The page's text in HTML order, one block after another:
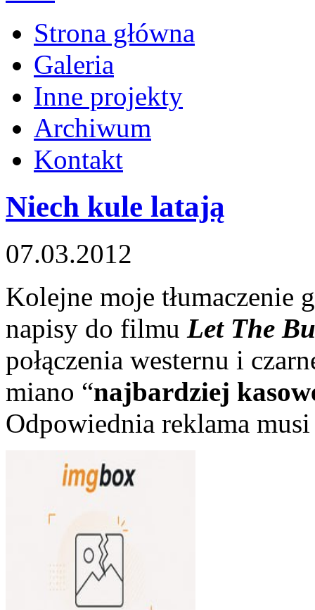
Strona główna
Galeria
Inne projekty
Archiwum
Kontakt
Niech kule latają
07.03.2012
Kolejne moje tłumaczenie
napisy do filmu Let The
połączenia westernu i
miano “najbardziej
Odpowiednia reklama